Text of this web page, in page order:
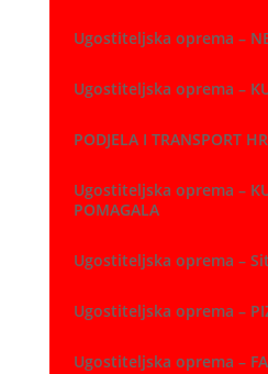
Ugostiteljska oprema –
Ugostiteljska oprema –
PODJELA I TRANSPORT
Ugostiteljska oprema –
POMAGALA
Ugostiteljska oprema –
Ugostiteljska oprema –
Ugostiteljska oprema –